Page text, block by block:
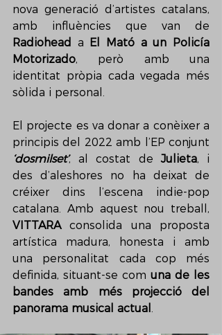
nova generació d’artistes catalans,
Radiohead
a El Mató a un Policía
Motorizado, però amb una
identitat pròpia cada vegada més
sòlida i personal.
El projecte es va donar a conèixer a
‘dosmilset’, al costat de Julieta, i
des d’aleshores no ha deixat de
créixer dins l’escena indie-pop
VITTARA consolida una proposta
artística madura, honesta i amb
una personalitat cada cop més
definida, situant-se com una de les
bandes amb més projecció del
panorama musical actual .